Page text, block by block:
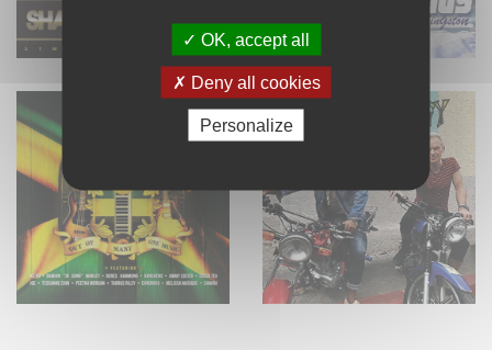
OK, accept all
Deny all cookies
Personalize